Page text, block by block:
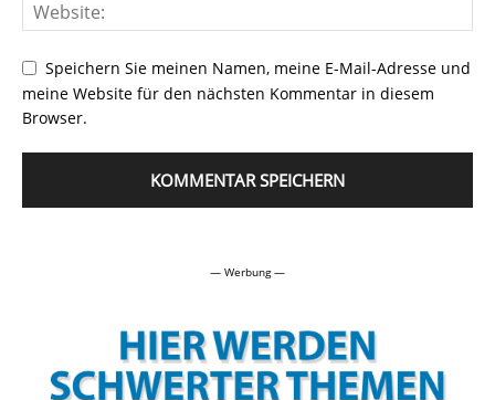
Speichern Sie meinen Namen, meine E-Mail-Adresse und
meine Website für den nächsten Kommentar in diesem
Browser.
— Werbung —